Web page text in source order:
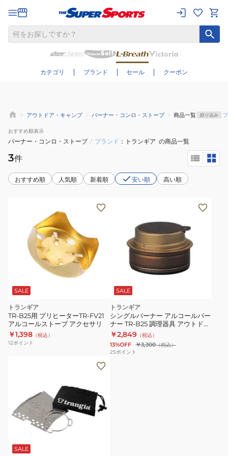
カテゴリ ブランド セール クーポン
さらに絞り込む
アウトドア・キャンプ バーナー・コンロ・ストーブ 商品一覧 絞り込み
おすすめ順表示
バーナー・コンロ・ストーブ / ブランド トランギア の商品一覧
3件
おすすめ順 人気順 新着順 安い順 高い順
SALE
トランギア
TR-B25用 プリヒーターTR-FV21
アルコールストーブ アクセサリ
￥1,398 （税込）
12ポイント
SALE
トランギア
シングルバーナー アルコールバー
ナー TR-B25 調理器具 アウトドア
キャンプ BBQ
￥2,849 （税込）
13%OFF ￥3,300（税込）
25ポイント
SALE